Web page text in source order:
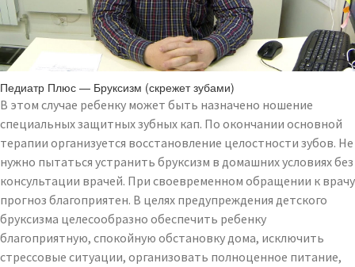
Педиатр Плюс — Бруксизм (скрежет зубами)
В этом случае ребенку может быть назначено ношение
специальных защитных зубных кап. По окончании основной
терапии организуется восстановление целостности зубов. Не
нужно пытаться устранить бруксизм в домашних условиях без
консультации врачей. При своевременном обращении к врачу
прогноз благоприятен. В целях предупреждения детского
бруксизма целесообразно обеспечить ребенку
благоприятную, спокойную обстановку дома, исключить
стрессовые ситуации, организовать полноценное питание,